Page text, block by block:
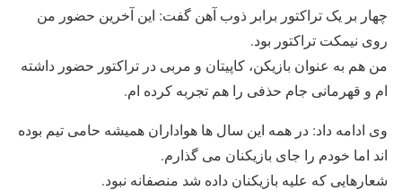
چهار بر یک تراکتور برابر ذوب آهن گفت: این آخرین حضور من
روی نیمکت تراکتور بود.
من هم به عنوان بازیکن، کاپیتان و مربی در تراکتور حضور داشته
ام و قهرمانی جام حذفی را هم تجربه کرده ام.
وی ادامه داد: در همه این سال ها هواداران همیشه حامی تیم بوده
اند اما خودم را جای بازیکنان می گذارم.
شعارهایی که علیه بازیکنان داده شد منصفانه نبود.